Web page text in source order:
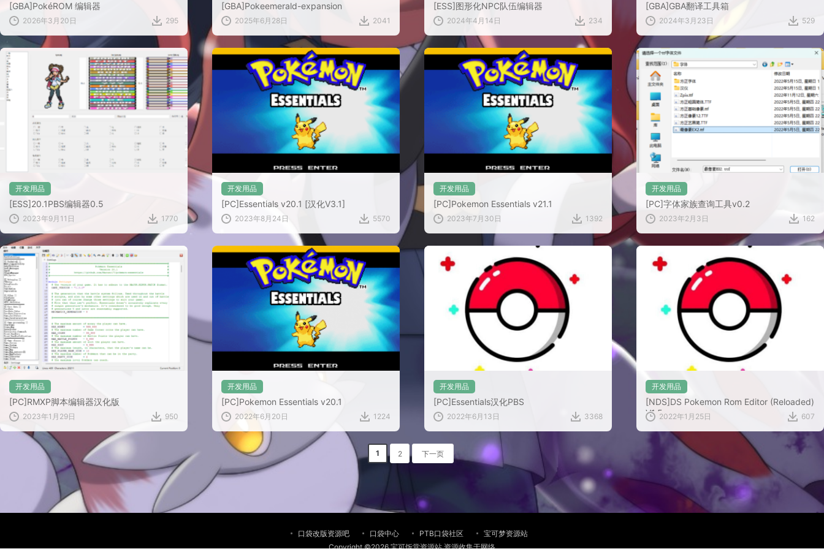
[GBA]PokéROM 编辑器
2026年3月20日 295
[GBA]Pokeemerald-expansion
2025年6月28日 2041
[ESS]图形化NPC队伍编辑器
2024年4月14日 234
[GBA]GBA翻译工具箱
2024年3月23日 529
开发用品
[ESS]20.1PBS编辑器0.5
2023年9月11日 1770
开发用品
[PC]Essentials v20.1 [汉化V3.1]
2023年8月24日 5570
开发用品
[PC]Pokemon Essentials v21.1
2023年7月30日 1392
开发用品
[PC]字体家族查询工具v0.2
2023年2月3日 162
开发用品
[PC]RMXP脚本编辑器汉化版
2023年1月29日 950
开发用品
[PC]Pokemon Essentials v20.1
2022年6月20日 1224
开发用品
[PC]Essentials汉化PBS
2022年6月13日 3368
开发用品
[NDS]DS Pokemon Rom Editor (Reloaded)
V1.52022年1月25日 607
1 2 下一页
口袋改版资源吧 口袋中心 PTB口袋社区
宝可梦资源站
Copyright ©2026 宝可饭堂资源站 资源收集于网络